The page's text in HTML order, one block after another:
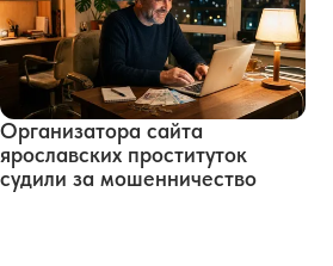
Организатора сайта
ярославских проституток
судили за мошенничество